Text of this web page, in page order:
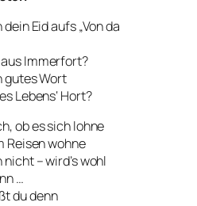
Eid aufs „Von da
Immerfort?
gutes Wort
Lebens‘ Hort?
ob es sich lohne
Reisen wohne
– wird’s wohl
…
du denn